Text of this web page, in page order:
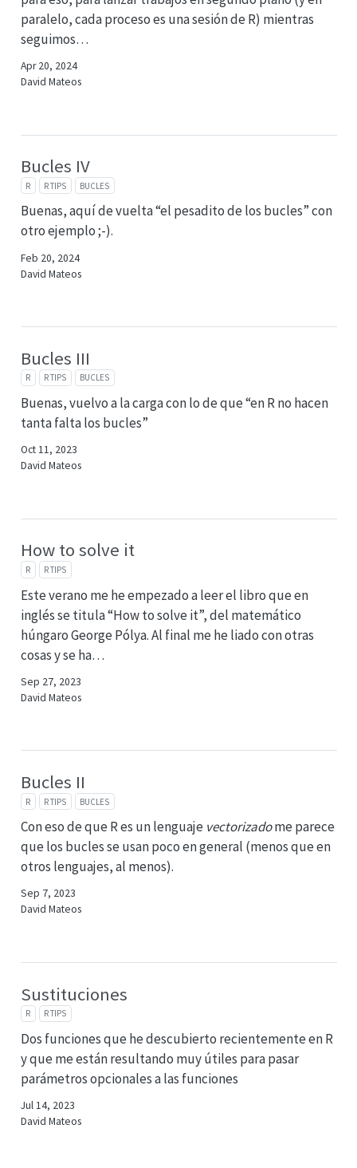
paralelo, cada proceso es una sesión de R) mientras
seguimos…
Apr 20, 2024
David Mateos
Bucles IV
R R TIPS BUCLES
Buenas, aquí de vuelta “el pesadito de los bucles” con
otro ejemplo ;-).
Feb 20, 2024
David Mateos
Bucles III
R R TIPS BUCLES
Buenas, vuelvo a la carga con lo de que “en R no hacen
tanta falta los bucles”
Oct 11, 2023
David Mateos
How to solve it
R R TIPS
Este verano me he empezado a leer el libro que en
inglés se titula “How to solve it”, del matemático
húngaro George Pólya. Al final me he liado con otras
cosas y se ha…
Sep 27, 2023
David Mateos
Bucles II
R R TIPS BUCLES
Con eso de que R es un lenguaje vectorizadome parece
que los bucles se usan poco en general (menos que en
otros lenguajes, al menos).
Sep 7, 2023
David Mateos
Sustituciones
R R TIPS
Dos funciones que he descubierto recientemente en R
y que me están resultando muy útiles para pasar
parámetros opcionales a las funciones
Jul 14, 2023
David Mateos